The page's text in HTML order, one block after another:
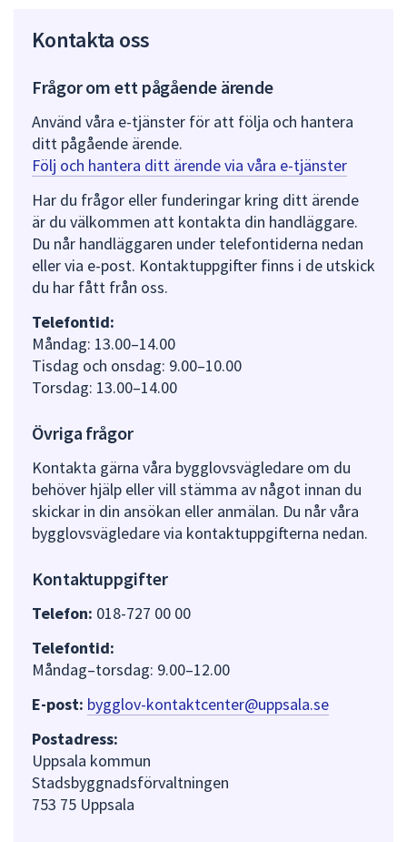
Kontakta oss
Frågor om ett pågående ärende
Använd våra e-tjänster för att följa och hantera
ditt pågående ärende.
Följ och hantera ditt ärende via våra e-tjänster
Har du frågor eller funderingar kring ditt ärende
är du välkommen att kontakta din handläggare.
Du når handläggaren under telefontiderna nedan
eller via e-post. Kontaktuppgifter finns i de utskick
du har fått från oss.
Telefontid:
Måndag: 13.00–14.00
Tisdag och onsdag: 9.00–10.00
Torsdag: 13.00–14.00
Övriga frågor
Kontakta gärna våra bygglovsvägledare om du
behöver hjälp eller vill stämma av något innan du
skickar in din ansökan eller anmälan. Du når våra
bygglovsvägledare via kontaktuppgifterna nedan.
Kontaktuppgifter
Telefon: 018-727 00 00
Telefontid:
Måndag–torsdag: 9.00–12.00
E-post: bygglov-kontaktcenter@uppsala.se
Postadress:
Uppsala kommun
Stadsbyggnadsförvaltningen
753 75 Uppsala